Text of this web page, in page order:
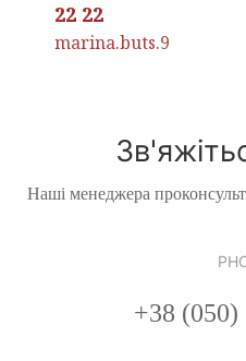
22 22
marina.buts.9
Наші менеджера
+38 (050)